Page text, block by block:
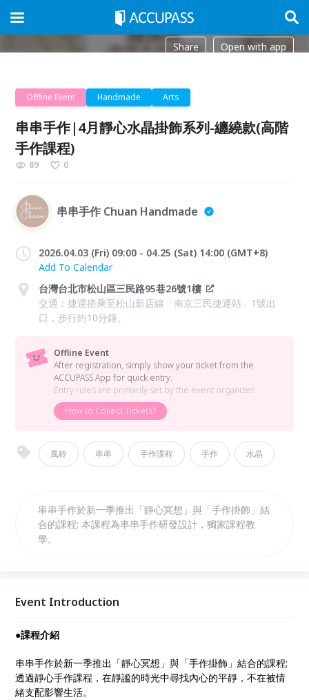
Share Open with app
Offline Event Handmade Arts
串串手作|4月靜心水晶掛飾系列-纏繞款(高階
手作課程)
89 0
串串手作 Chuan Handmade
2026.04.03 (Fri) 09:00 - 04.25 (Sat) 14:00 (GMT+8)
Add To Calendar
台灣台北市松山區三民路95巷26號1樓
交通：捷運搭乘至松山新店線「南京三民捷運站」1號出
口，步行約10分鐘。
Offline Event
After registration, simply show your ticket from the
ACCUPASS App for quick entry.
Entry rules are primarily set by the event organizer.
How to Collect Tickets?
風鈴 串串 手作課程 手作 水晶
串串手作於新一季推出「靜心冥想」與「手作掛飾」結
合的課程; 本課程為串串手作研發設計，獨家課程教
學。
Event Introduction
●課程介紹
串串手作於新一季推出「靜心冥想」與「手作掛飾」結合的課程;
透過靜心手作課程，在靜謐的時光中尋找內心的平靜，不在被情
緒支配影響生活。